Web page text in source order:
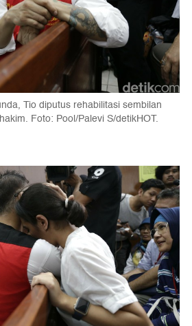
Tio diputus rehabilitasi sembilan
Foto: Pool/Palevi S/detikHOT.